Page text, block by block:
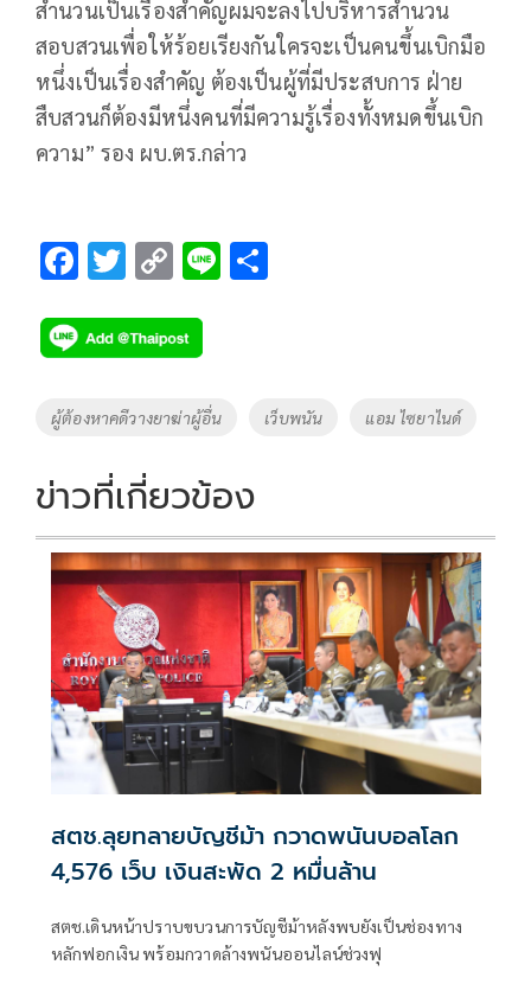
สำนวนเป็นเรื่องสำคัญผมจะลงไปบริหารสำนวน
สอบสวนเพื่อให้ร้อยเรียงกันใครจะเป็นคนขึ้นเบิกมือ
หนึ่งเป็นเรื่องสำคัญ ต้องเป็นผู้ที่มีประสบการ ฝ่าย
สืบสวนก็ต้องมีหนึ่งคนที่มีความรู้เรื่องทั้งหมดขึ้นเบิก
ความ” รอง ผบ.ตร.กล่าว
F
e
b
o
k
T
tt
er
C
p
y
Li
k
Li
Tags
ผู้ต้องหาคดีวางยาฆ่าผู้อื่น เว็บพนัน แอม ไซยาไนด์
ข่าวที่เกี่ยวข้อง
สตช.ลุยทลายบัญชีม้า กวาดพนันบอลโลก
4,576 เว็บ เงินสะพัด 2 หมื่นล้าน
สตช.เดินหน้าปราบขบวนการบัญชีม้าหลังพบยังเป็นช่องทาง
หลักฟอกเงิน พร้อมกวาดล้างพนันออนไลน์ช่วงฟุ